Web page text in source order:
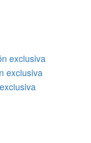
exclusiva
exclusiva